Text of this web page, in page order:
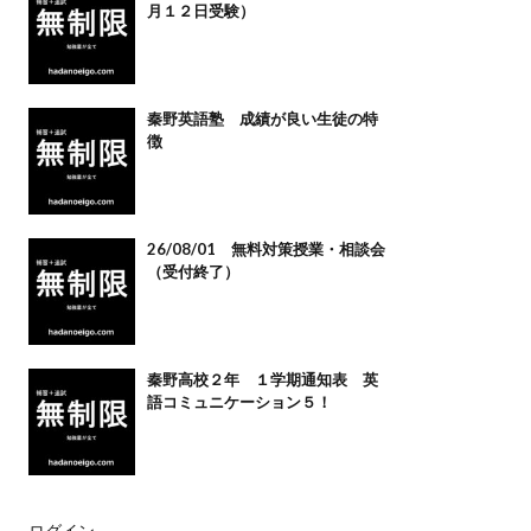
月１２日受験）
秦野英語塾 成績が良い生徒の特
徴
26/08/01 無料対策授業・相談会
（受付終了）
秦野高校２年 １学期通知表 英
語コミュニケーション５！